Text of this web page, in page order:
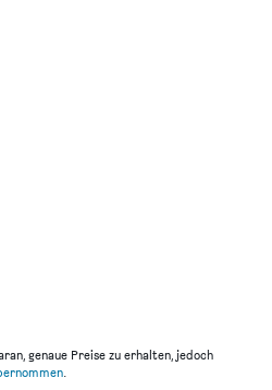
genaue Preise zu erhalten, jedoch
.